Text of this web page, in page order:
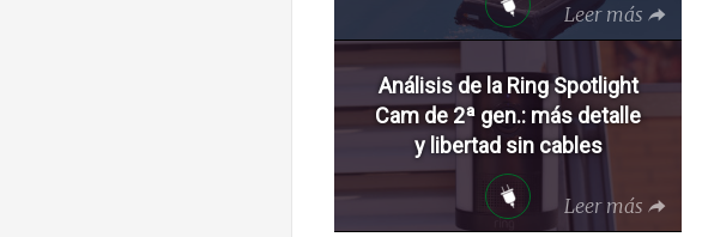
Leer más
Análisis de la Ring Spotlight
Cam de 2ª gen.: más detalle
y libertad sin cables
Leer más